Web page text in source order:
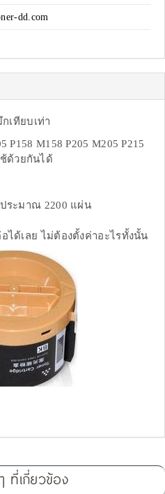
dd.com
เทียบเท่า
P158 M158 P205 M205 P215
ช้ด้วยกันได้
ระมาณ 2200 แผ่น
ด้เลย ไม่ต้องตั้งค่าอะไรทั้งนั้น
ที่เกี่ยวข้อง